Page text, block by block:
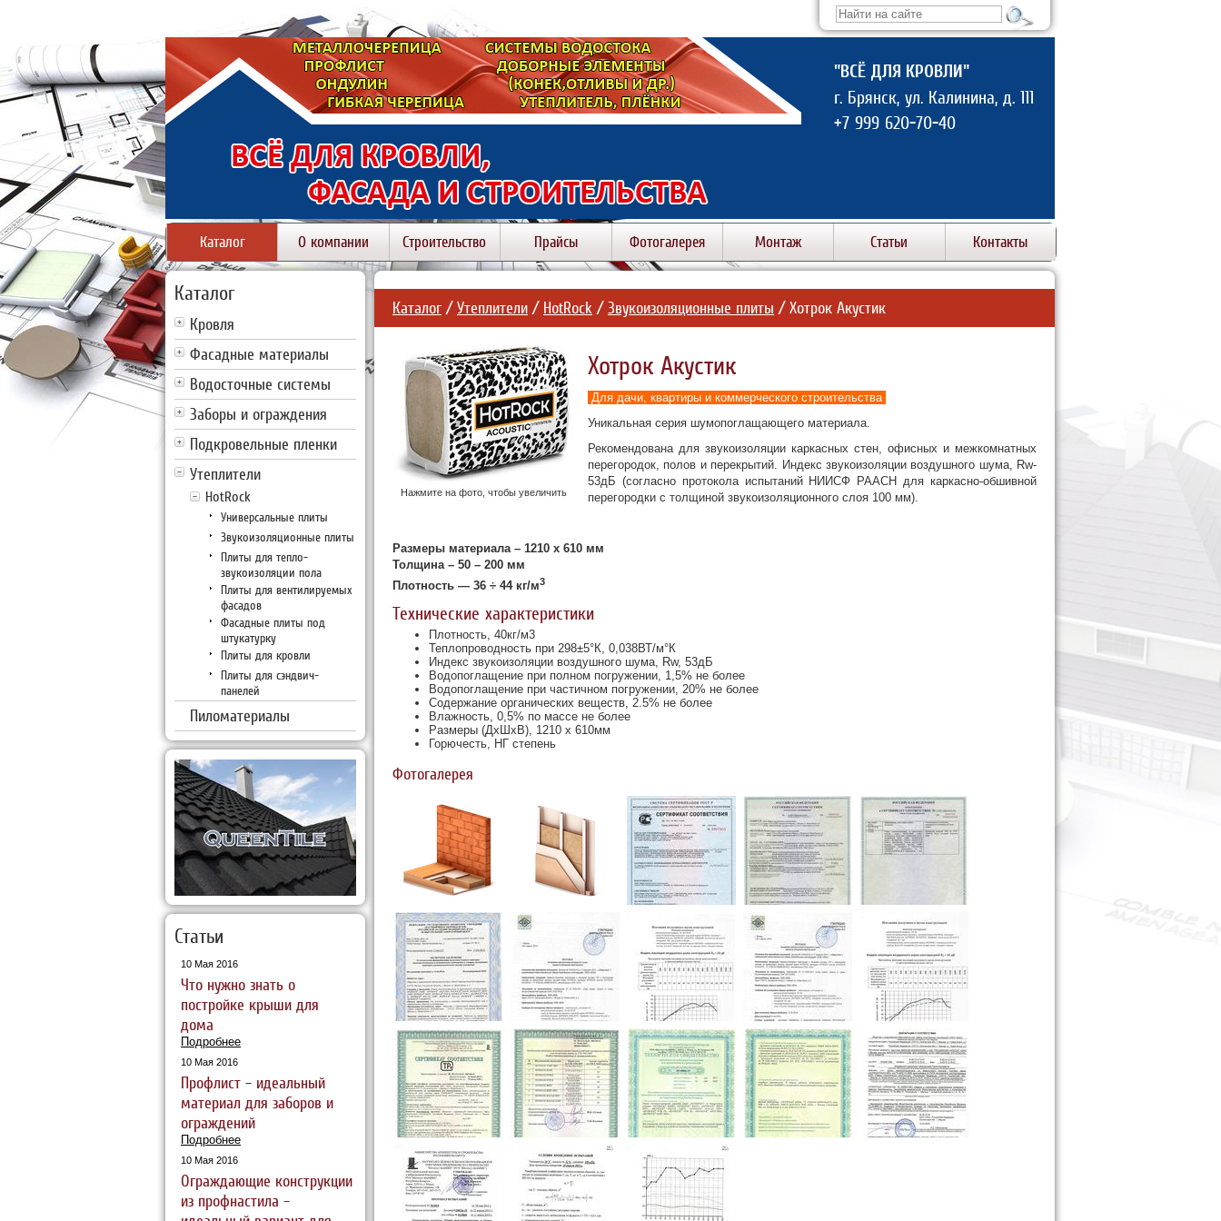
"ВСЁ ДЛЯ КРОВЛИ"
г. Брянск, ул. Калинина, д. 111
+7 999 620-70-40
Каталог О компании Строительство Прайсы Фотогалерея Монтаж Статьи Контакты
Каталог
Кровля
Фасадные материалы
Водосточные системы
Заборы и ограждения
Подкровельные пленки
Утеплители
HotRock
Универсальные плиты
Звукоизоляционные плиты
Плиты для тепло-
звукоизоляции пола
Плиты для вентилируемых
фасадов
Фасадные плиты под
штукатурку
Плиты для кровли
Плиты для сэндвич-
панелей
Пиломатериалы
Статьи
10 Мая 2016
Что нужно знать о
постройке крыши для
дома
Подробнее
10 Мая 2016
Профлист – идеальный
материал для заборов и
ограждений
Подробнее
10 Мая 2016
Ограждающие конструкции
из профнастила –
Каталог /Утеплители / HotRock /Звукоизоляционные плиты / Хотрок Акустик
Нажмите на фото, чтобы увеличить
Хотрок Акустик
Для дачи, квартиры и коммерческого строительства
Уникальная серия шумопоглащающего материала.
Рекомендована для звукоизоляции каркасных стен, офисных и межкомнатных
перегородок, полов и перекрытий. Индекс звукоизоляции воздушного шума, Rw-
53дБ (согласно протокола испытаний НИИСФ РААСН для каркасно-обшивной
перегородки с толщиной звукоизоляционного слоя 100 мм).
Размеры материала – 1210 х 610 мм
Толщина – 50 – 200 мм
Плотность — 36 ÷ 44 кг/м3
Технические характеристики
Плотность, 40кг/м3
Теплопроводность при 298±5°К, 0,038ВТ/м°К
Индекс звукоизоляции воздушного шума, Rw, 53дБ
Водопоглащение при полном погружении, 1,5% не более
Водопоглащение при частичном погружении, 20% не более
Содержание органических веществ, 2.5% не более
Влажность, 0,5% по массе не более
Размеры (ДхШхВ), 1210 х 610мм
Горючесть, НГ степень
Фотогалерея